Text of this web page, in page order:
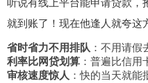
就到账了！现在他逢人就夸这
省时省力不用排队 ：不用请
利率比网贷划算 ：普遍比信
审核速度惊人 ：快的当天就